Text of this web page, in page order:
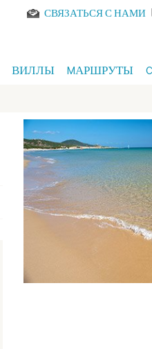
СВЯЗАТЬСЯ С НАМИ
ВИЛЛЫ MАРШРУТЫ